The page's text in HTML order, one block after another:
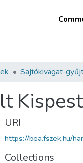
Sajtókivágat-
URI
https://bea.fszek.hu/
Collections